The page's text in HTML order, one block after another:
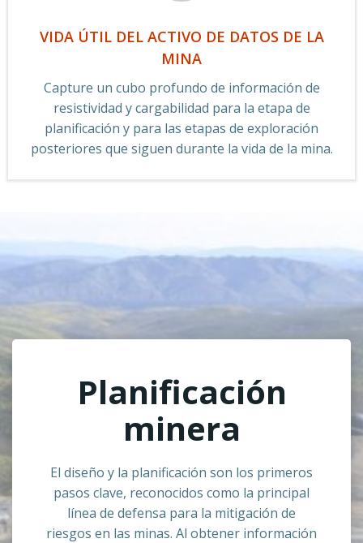
VIDA ÚTIL DEL ACTIVO DE DATOS DE LA
MINA
Capture un cubo profundo de información de
resistividad y cargabilidad para la etapa de
planificación y para las etapas de exploración
posteriores que siguen durante la vida de la mina.
Planificación
minera
El diseño y la planificación son los primeros
pasos clave, reconocidos como la principal
línea de defensa para la mitigación de
riesgos en las minas. Al obtener información